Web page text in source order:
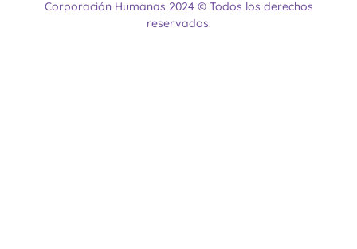
Corporación Humanas 2024 © Todos los derechos
reservados.